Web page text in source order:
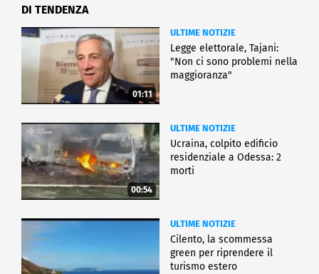
DI TENDENZA
01:11
ULTIME NOTIZIE
Legge elettorale, Tajani:
"Non ci sono problemi nella
maggioranza"
00:54
ULTIME NOTIZIE
Ucraina, colpito edificio
residenziale a Odessa: 2
morti
ULTIME NOTIZIE
Cilento, la scommessa
green per riprendere il
turismo estero